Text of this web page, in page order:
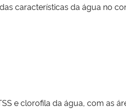
características da água no
TSS e clorofila da água, com as